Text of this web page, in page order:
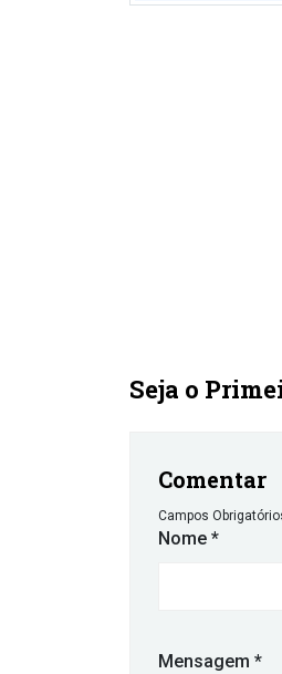
Seja o
Comentar
Campos
Nome *
Mensagem *